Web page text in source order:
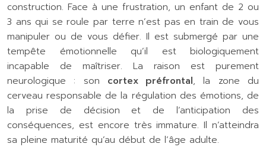
construction. Face à une frustration, un enfant de 2 ou
3 ans qui se roule par terre n’est pas en train de vous
manipuler ou de vous défier. Il est submergé par une
tempête émotionnelle qu’il est biologiquement
incapable de maîtriser. La raison est purement
neurologique : son cortex préfrontal, la zone du
cerveau responsable de la régulation des émotions, de
la prise de décision et de l’anticipation des
conséquences, est encore très immature. Il n’atteindra
sa pleine maturité qu’au début de l’âge adulte.